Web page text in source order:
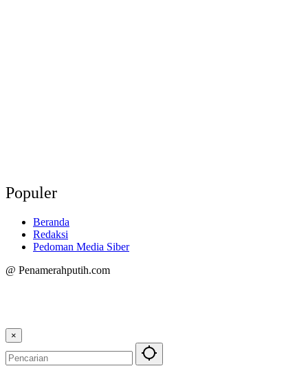
Populer
Beranda
Redaksi
Pedoman Media Siber
@ Penamerahputih.com
×